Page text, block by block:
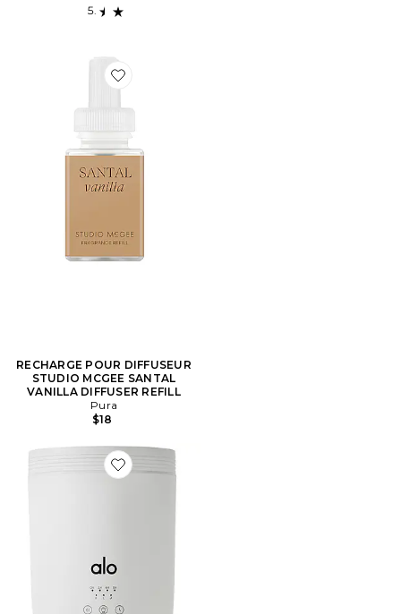
Favorite RECHARGE POUR DIFFUSEUR STUDIO
RECHARGE POUR DIFFUSEUR
STUDIO MCGEE SANTAL
VANILLA DIFFUSER REFILL
Pura
$18
Favorite DIFFUSEUR AURA